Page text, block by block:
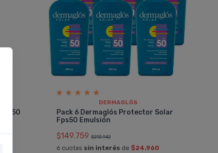
DERMAGLÓS
Pack 6 Dermaglós Protector Solar
Fps50 Emulsión
$149.759 $213.942
6 cuotas sin interés de $24.960